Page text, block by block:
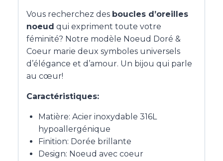
Vous recherchez des boucles d’oreilles
noeud qui expriment toute votre
féminité? Notre modèle Noeud Doré &
Coeur marie deux symboles universels
d’élégance et d’amour. Un bijou qui parle
au cœur!
Caractéristiques:
Matière: Acier inoxydable 316L
hypoallergénique
Finition: Dorée brillante
Design: Noeud avec coeur